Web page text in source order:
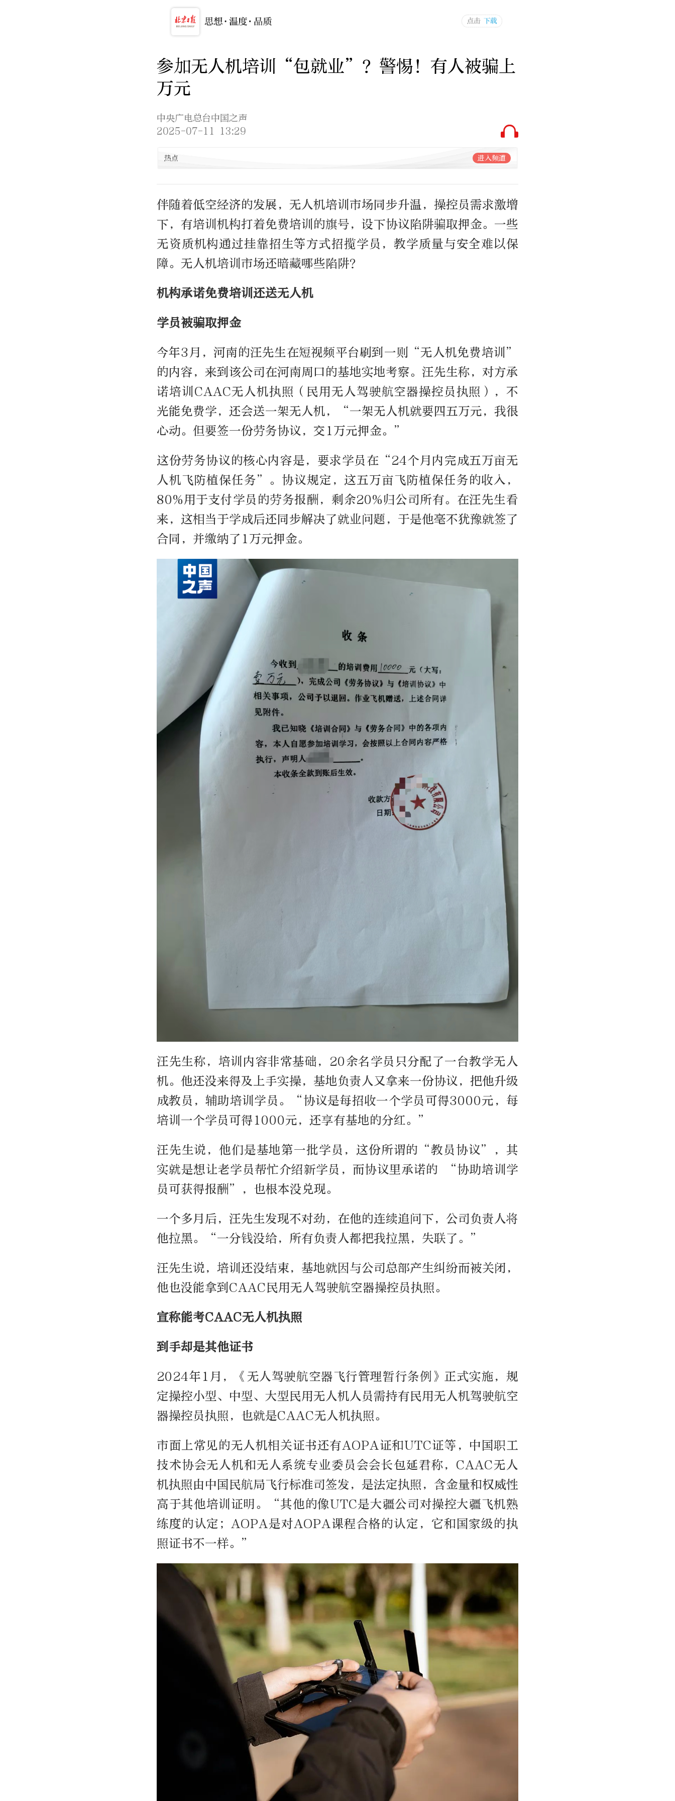
参加无人机培训“包就业”？警惕！有人被骗上
万元
中央广电总台中国之声
2025-07-11 13:29
热点 进入频道
伴随着低空经济的发展，无人机培训市场同步升温，操控员需求激增
下，有培训机构打着免费培训的旗号，设下协议陷阱骗取押金。一些
无资质机构通过挂靠招生等方式招揽学员，教学质量与安全难以保
障。无人机培训市场还暗藏哪些陷阱？
机构承诺免费培训还送无人机
学员被骗取押金
今年3月，河南的汪先生在短视频平台刷到一则“无人机免费培训”
的内容，来到该公司在河南周口的基地实地考察。汪先生称，对方承
诺培训CAAC无人机执照（民用无人驾驶航空器操控员执照），不
光能免费学，还会送一架无人机，“一架无人机就要四五万元，我很
心动。但要签一份劳务协议，交1万元押金。”
这份劳务协议的核心内容是，要求学员在“24个月内完成五万亩无
人机飞防植保任务”。协议规定，这五万亩飞防植保任务的收入，
80%用于支付学员的劳务报酬，剩余20%归公司所有。在汪先生看
来，这相当于学成后还同步解决了就业问题，于是他毫不犹豫就签了
合同，并缴纳了1万元押金。
汪先生称，培训内容非常基础，20余名学员只分配了一台教学无人
机。他还没来得及上手实操，基地负责人又拿来一份协议，把他升级
成教员，辅助培训学员。“协议是每招收一个学员可得3000元，每
培训一个学员可得1000元，还享有基地的分红。”
汪先生说，他们是基地第一批学员，这份所谓的“教员协议”，其
实就是想让老学员帮忙介绍新学员，而协议里承诺的 “协助培训学
员可获得报酬”，也根本没兑现。
一个多月后，汪先生发现不对劲，在他的连续追问下，公司负责人将
他拉黑。“一分钱没给，所有负责人都把我拉黑，失联了。”
汪先生说，培训还没结束，基地就因与公司总部产生纠纷而被关闭，
他也没能拿到CAAC民用无人驾驶航空器操控员执照。
宣称能考CAAC无人机执照
到手却是其他证书
2024年1月，《无人驾驶航空器飞行管理暂行条例》正式实施，规
定操控小型、中型、大型民用无人机人员需持有民用无人机驾驶航空
器操控员执照，也就是CAAC无人机执照。
市面上常见的无人机相关证书还有AOPA证和UTC证等，中国职工
技术协会无人机和无人系统专业委员会会长包延君称，CAAC无人
机执照由中国民航局飞行标准司签发，是法定执照，含金量和权威性
高于其他培训证明。“其他的像UTC是大疆公司对操控大疆飞机熟
练度的认定；AOPA是对AOPA课程合格的认定，它和国家级的执
照证书不一样。”